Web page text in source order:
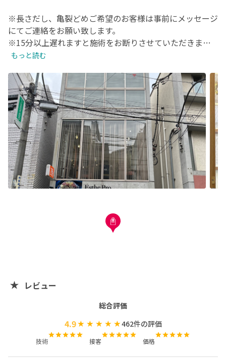
※長さだし、亀裂どめご希望のお客様は事前にメッセージ
にてご連絡をお願い致します。
※15分以上遅れますと施術をお断りさせていただきます
のでご了承下さい。その場合キャンセルが発生致しますの
※キャンセルや日程変更は出来るだけお早めにお願い致し
ます。
※如何なる理由でも、直前にメッセージを頂いた場合でも
当日キャンセルの場合はキャンセル料頂戴いたします。ご
了承下さい。
※前日ご予約のお客様へ→前日もキャンセルの場合は施術
料金の50%頂戴しております。長さだしや亀裂留めご希望
の際は事前に一度ご確認頂いてからご予約をお願い致しま
す。
※他媒体とご予約が重複した際はお日にちの変更をお願い
1人でも多くのお客様をご案内できるよう、ご協力をお願
もっと読む
レビュー
総合評価
4.9 462件の評価
技術 接客 価格